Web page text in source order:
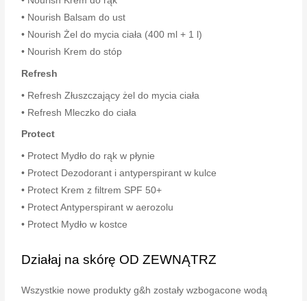
• Nourish Balsam do ust
• Nourish Żel do mycia ciała (400 ml + 1 l)
• Nourish Krem do stóp
Refresh
• Refresh Złuszczający żel do mycia ciała
• Refresh Mleczko do ciała
Protect
• Protect Mydło do rąk w płynie
• Protect Dezodorant i antyperspirant w kulce
• Protect Krem z filtrem SPF 50+
• Protect Antyperspirant w aerozolu
• Protect Mydło w kostce
Działaj na skórę OD ZEWNĄTRZ
Wszystkie nowe produkty g&h zostały wzbogacone wodą